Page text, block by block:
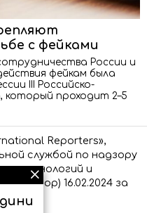
с фейками
России и
фейкам была
III Российско-
который проходит 2–5
Reporters»,
службой по надзору
технологий и
16.02.2024 за